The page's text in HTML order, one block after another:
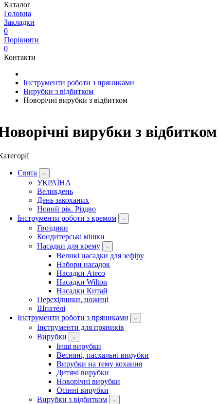
Каталог
Головна
Закладки
0
Порівняти
0
Контакти
Інструменти роботи з пряниками
Вирубки з відбитком
Новорічні вирубки з відбитком
вирубки з відбитком
Свята
УКРАЇНА
Великдень
День закоханих
Новий рік. Різдво
Інструменти роботи з кремом
Гвоздики
Кондитерські мішки
Насадки для крему
Великі насадки для зефіру
Набори насадок
Насадки Ateco
Насадки Wilton
Насадки Китай
Перехідники, ножиці
Шпателі
Інструменти роботи з пряниками
Інструменти для пряників
Вирубки
Інші вирубки
Весняні, пасхальні вирубки
Вирубки на тему кохання
Дитячі вирубки
Новорічні вирубки
Осінні вирубки
Вирубки з відбитком